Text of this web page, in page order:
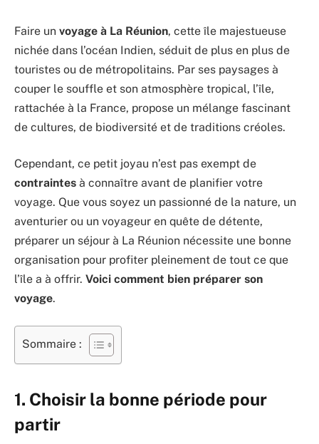
Faire un voyage à La Réunion, cette île majestueuse
nichée dans l’océan Indien, séduit de plus en plus de
touristes ou de métropolitains. Par ses paysages à
couper le souffle et son atmosphère tropical, l’île,
rattachée à la France, propose un mélange fascinant
de cultures, de biodiversité et de traditions créoles.
Cependant, ce petit joyau n’est pas exempt de
contraintes à connaître avant de planifier votre
voyage. Que vous soyez un passionné de la nature, un
aventurier ou un voyageur en quête de détente,
préparer un séjour à La Réunion nécessite une bonne
organisation pour profiter pleinement de tout ce que
l’île a à offrir. Voici comment bien préparer son
voyage.
Sommaire :
1. Choisir la bonne période pour
partir